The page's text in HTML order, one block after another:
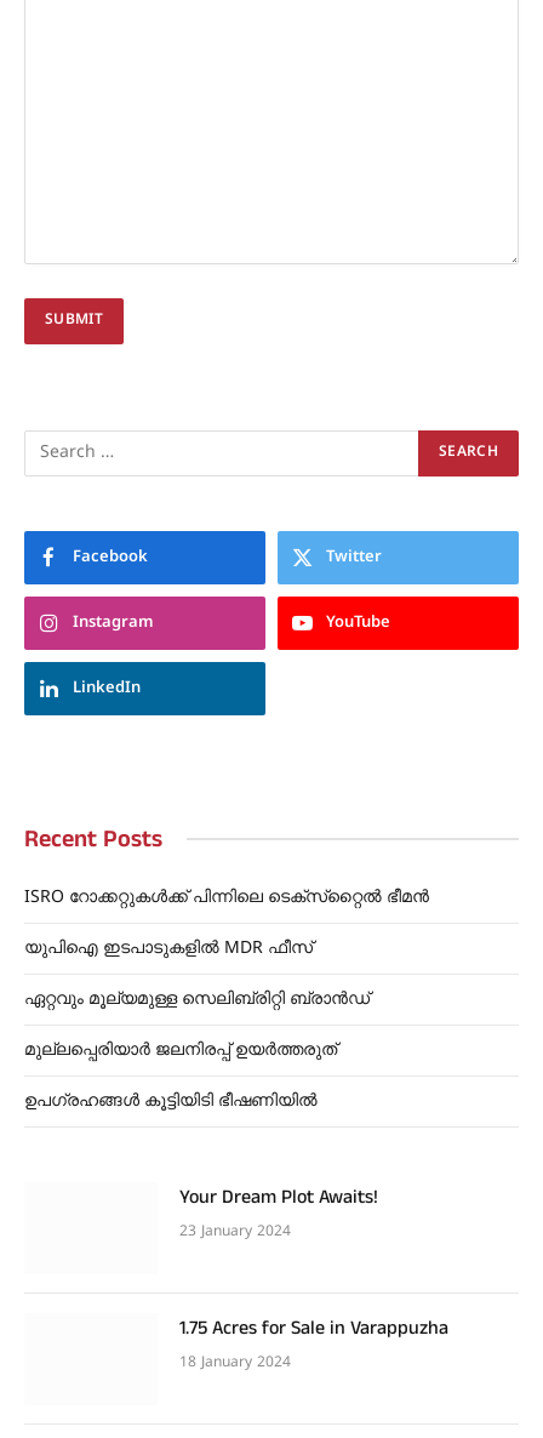
Facebook Twitter
Instagram YouTube
LinkedIn
Recent Posts
ISRO റോക്കറ്റുകൾക്ക് പിന്നിലെ ടെക്‌സ്‌റ്റൈൽ ഭീമൻ
യുപിഐ ഇടപാടുകളിൽ MDR ഫീസ്
ഏറ്റവും മൂല്യമുള്ള സെലിബ്രിറ്റി ബ്രാൻഡ്
മുല്ലപ്പെരിയാർ ജലനിരപ്പ് ഉയർത്തരുത്
ഉപഗ്രഹങ്ങൾ കൂട്ടിയിടി ഭീഷണിയിൽ
Your Dream Plot Awaits!
23 January 2024
1.75 Acres for Sale in Varappuzha
18 January 2024